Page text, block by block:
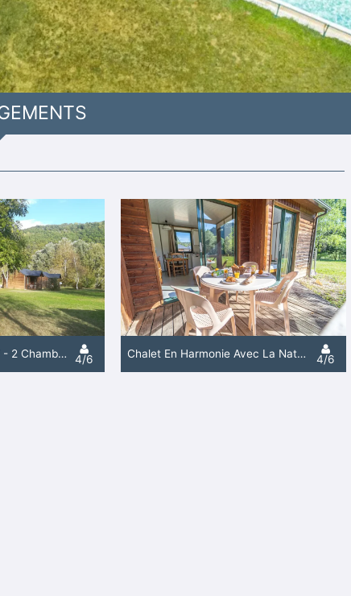
Chalet Confort - 31M² - 2 Chambres 4/6 Chalet En Harmonie Avec La Nature - 31M² - 2 Chambres Avec Vue Rivière 4/6